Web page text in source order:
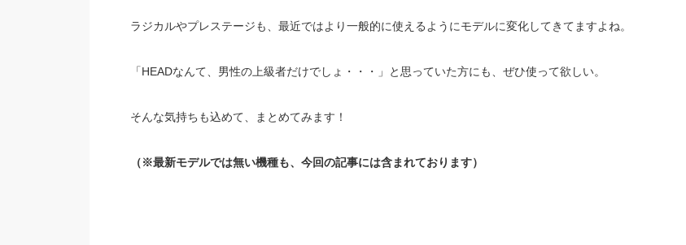
ラジカルやプレステージも、最近ではより一般的に使えるようにモデルに変化してきてますよね。
「HEADなんて、男性の上級者だけでしょ・・・」と思っていた方にも、ぜひ使って欲しい。
そんな気持ちも込めて、まとめてみます！
（※最新モデルでは無い機種も、今回の記事には含まれております）